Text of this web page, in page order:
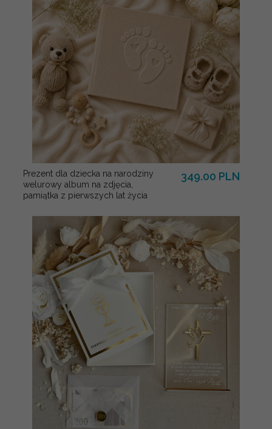
Prezent dla dziecka na narodziny
welurowy album na zdjęcia,
pamiątka z pierwszych lat życia
349.00 PLN